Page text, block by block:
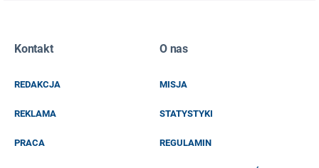
EMAIL
Kontakt
REDAKCJA
REKLAMA
PRACA
O nas
MISJA
STATYSTYKI
REGULAMIN